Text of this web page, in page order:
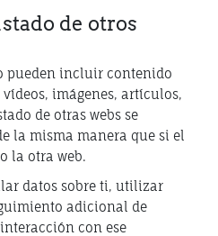
de otros
pueden incluir contenido
imágenes, artículos,
de otras webs se
la misma manera que si el
la otra web.
datos sobre ti, utilizar
adicional de
con ese